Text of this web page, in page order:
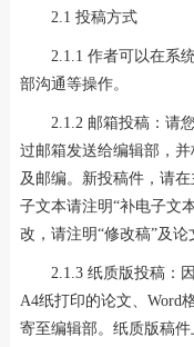
2.1 投稿方式
2.1.1 作者可以在系
部沟通等操作。
2.1.2 邮箱投稿：请
过邮箱发送给编辑部，
及邮编。新投稿件，请
子文本请注明“补电子文
改，请注明“修改稿”及论
2.1.3 纸质版投稿：
A4纸打印的论文、Word
寄至编辑部。纸质版稿